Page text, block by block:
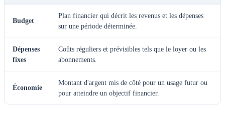
Budget
Plan financier qui décrit les revenus et les dépenses
sur une période déterminée.
Dépenses
fixes
Coûts réguliers et prévisibles tels que le loyer ou les
abonnements.
Économie
Montant d'argent mis de côté pour un usage futur ou
pour atteindre un objectif financier.